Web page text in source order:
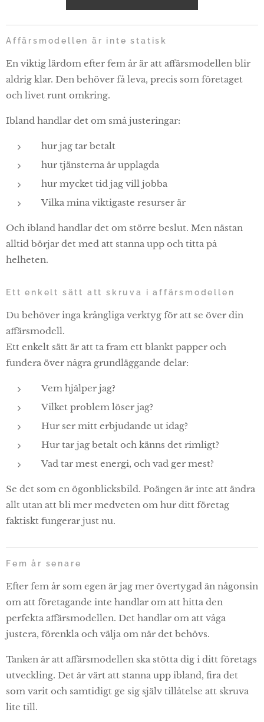
Affärsmodellen är inte statisk
En viktig lärdom efter fem år är att affärsmodellen blir
aldrig klar. Den behöver få leva, precis som företaget
och livet runt omkring.
Ibland handlar det om små justeringar:
hur jag tar betalt
hur tjänsterna är upplagda
hur mycket tid jag vill jobba
Vilka mina viktigaste resurser är
Och ibland handlar det om större beslut. Men nästan
alltid börjar det med att stanna upp och titta på
helheten.
Ett enkelt sätt att skruva i affärsmodellen
Du behöver inga krångliga verktyg för att se över din
affärsmodell.
Ett enkelt sätt är att ta fram ett blankt papper och
fundera över några grundläggande delar:
Vem hjälper jag?
Vilket problem löser jag?
Hur ser mitt erbjudande ut idag?
Hur tar jag betalt och känns det rimligt?
Vad tar mest energi, och vad ger mest?
Se det som en ögonblicksbild. Poängen är inte att ändra
allt utan att bli mer medveten om hur ditt företag
faktiskt fungerar just nu.
Fem år senare
Efter fem år som egen är jag mer övertygad än någonsin
om att företagande inte handlar om att hitta den
perfekta affärsmodellen. Det handlar om att våga
justera, förenkla och välja om när det behövs.
Tanken är att affärsmodellen ska stötta dig i ditt företags
utveckling. Det är värt att stanna upp ibland, fira det
som varit och samtidigt ge sig själv tillåtelse att skruva
lite till.